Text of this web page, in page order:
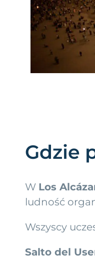
Gdzie
W Los
ludność
Wszyscy
Salto del